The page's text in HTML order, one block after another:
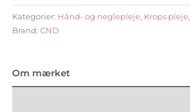
Kategorier: Hånd- og neglepleje, Krops pleje,
Brand: CND
Om mærket